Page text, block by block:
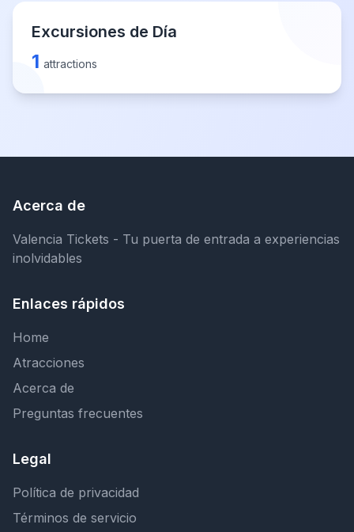
Excursiones de Día
1 attractions
Acerca de
Valencia Tickets - Tu puerta de entrada a experiencias
inolvidables
Enlaces rápidos
Home
Atracciones
Acerca de
Preguntas frecuentes
Legal
Política de privacidad
Términos de servicio